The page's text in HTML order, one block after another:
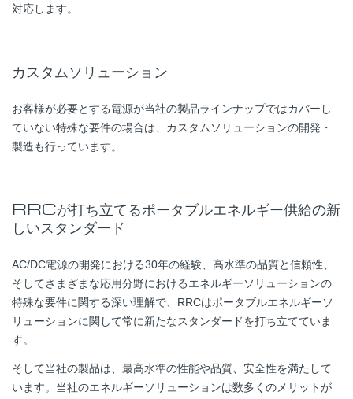
対応します。
カスタムソリューション
お客様が必要とする電源が当社の製品ラインナップではカバーし
ていない特殊な要件の場合は、カスタムソリューションの開発・
製造も行っています。
RRCが打ち立てるポータブルエネルギー供給の新
しいスタンダード
AC/DC電源の開発における30年の経験、高水準の品質と信頼性、
そしてさまざまな応用分野におけるエネルギーソリューションの
特殊な要件に関する深い理解で、RRCはポータブルエネルギーソ
リューションに関して常に新たなスタンダードを打ち立てていま
す。
そして当社の製品は、最高水準の性能や品質、安全性を満たして
います。当社のエネルギーソリューションは数多くのメリットが